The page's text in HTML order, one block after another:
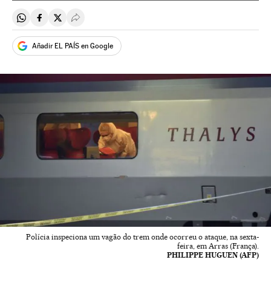
Compartir en Whatsapp
Compartir en Facebook
Compartir en Twitter
Desplegar Redes Sociales
Añadir EL PAÍS en Google
Polícia inspeciona um vagão do trem onde ocorreu o ataque, na sexta-
feira, em Arras (França).
PHILIPPE HUGUEN (AFP)